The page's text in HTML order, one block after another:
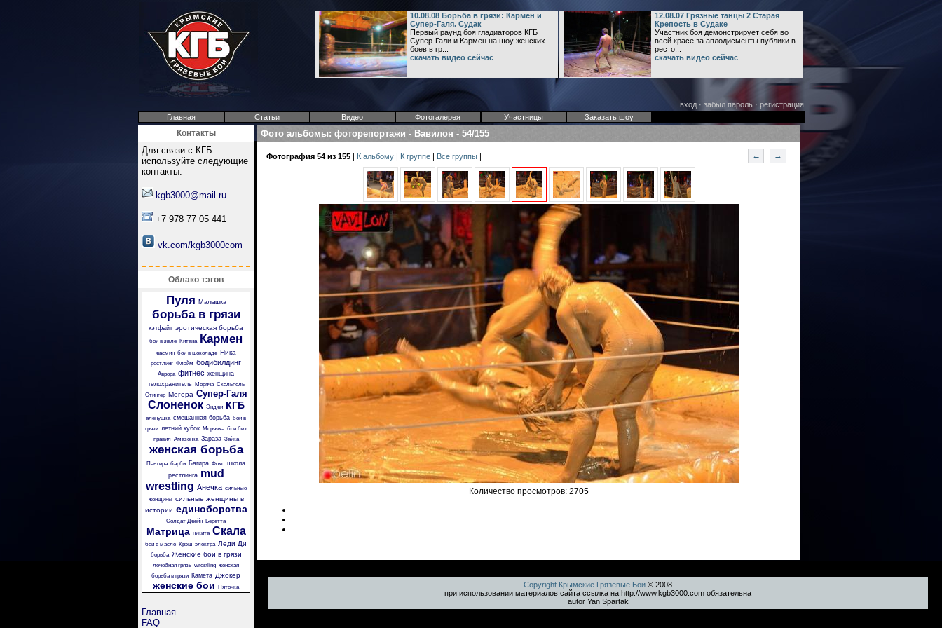
10.08.08 Борьба в грязи: Кармен и
Супер-Галя. Судак
Первый раунд боя гладиаторов КГБ
Супер-Гали и Кармен на шоу женских
боев в гр...
скачать видео сейчас
12.08.07 Грязные танцы 2 Старая
Крепость в Судаке
Участник боя демонстрирует себя во
всей красе за аплодисменты публики в
ресто...
скачать видео сейчас
вход· забыл пароль· регистрация
Главная
Статьи Видео Фотогалерея Участницы Заказать шоу
Контакты
Для связи с КГБ
используйте следующие
контакты:
kgb3000@mail.ru
+7 978 77 05 441
vk.com/kgb3000com
Облако тэгов
Пуля Малышка
борьба в грязи
кэтфайт эротическая борьба
бои в желе Китана Кармен
жасмин бои в шоколаде Ника
рестлинг Флэйм бодибилдинг
Аврора фитнес женщина
телохранитель
Моряча Скальпель
Стингер Мегера Супер-Галя
Слоненок Энджи КГБ
аленушка смешанная борьба бои в
грязи летний кубок Морячка бои без
правил Амазонка Зараза Зайка
женская борьба
Пантера барби Багира Фокс школа
рестлинга mud
wrestling Анечка сильные
женщины сильные женщины в
истории единоборства
Солдат Джейн Беретта
Матрица никита Скала
бои в масле Крэш электра Леди Ди
борьба Женские бои в грязи
лечебная грязь wrestling женская
борьба в грязи Камета Джокер
женские бои Пяточка
Главная
FAQ
Фото альбомы: фоторепортажи - Вавилон - 54/155
Фотография 54 из 155 | К альбому | К группе | Все группы | ← →
Количество просмотров: 2705
Copyright Крымские Грязевые Бои © 2008
при использовании материалов сайта ссылка на http://www.kgb3000.com обязательна
autor Yan Spartak